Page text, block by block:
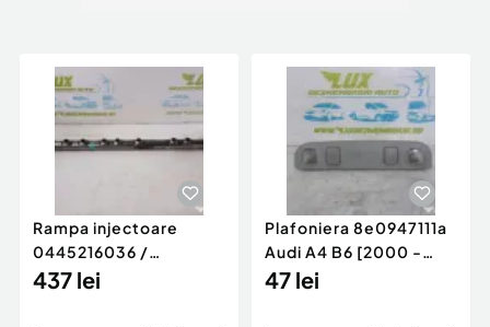
Rampa injectoare
0445216036 /
780542302 3.0 d 313
437 lei
Plafoniera 8e0947111a
Audi A4 B6 [2000 -
2005]
47 lei